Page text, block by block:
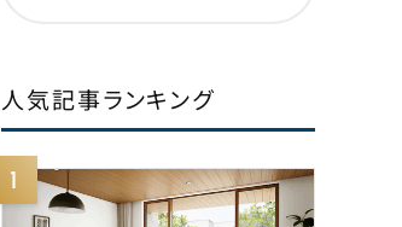
人気記事ランキング